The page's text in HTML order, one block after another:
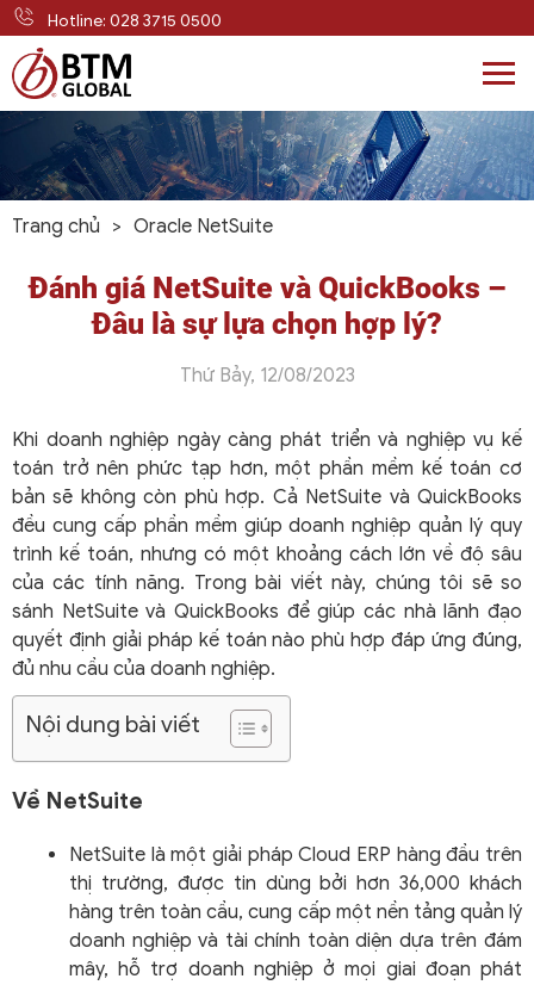
Hotline: 028 3715 0500
Skip
content
Trang chủ > Oracle NetSuite
Đánh giá NetSuite và QuickBooks –
Đâu là sự lựa chọn hợp lý?
Thứ Bảy, 12/08/2023
Khi doanh nghiệp ngày càng phát triển và nghiệp vụ kế
toán trở nên phức tạp hơn, một phần mềm kế toán cơ
bản sẽ không còn phù hợp. Cả NetSuite và QuickBooks
đều cung cấp phần mềm giúp doanh nghiệp quản lý quy
trình kế toán, nhưng có một khoảng cách lớn về độ sâu
của các tính năng. Trong bài viết này, chúng tôi sẽ so
sánh NetSuite và QuickBooks để giúp các nhà lãnh đạo
quyết định giải pháp kế toán nào phù hợp đáp ứng đúng,
đủ nhu cầu của doanh nghiệp.
Nội dung bài viết
Về NetSuite
NetSuite là một giải pháp Cloud ERP hàng đầu trên
thị trường, được tin dùng bởi hơn 36,000 khách
hàng trên toàn cầu, cung cấp một nền tảng quản lý
doanh nghiệp và tài chính toàn diện dựa trên đám
mây, hỗ trợ doanh nghiệp ở mọi giai đoạn phát